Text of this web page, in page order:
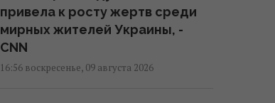
привела к росту жертв среди
мирных жителей Украины, -
CNN
16:56 воскресенье, 09 августа 2026